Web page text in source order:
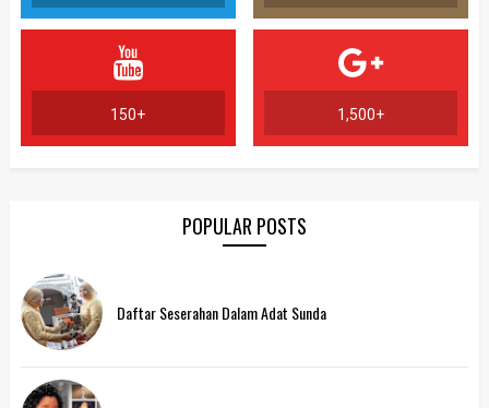
150+ 1,500+
POPULAR POSTS
Daftar Seserahan Dalam Adat Sunda